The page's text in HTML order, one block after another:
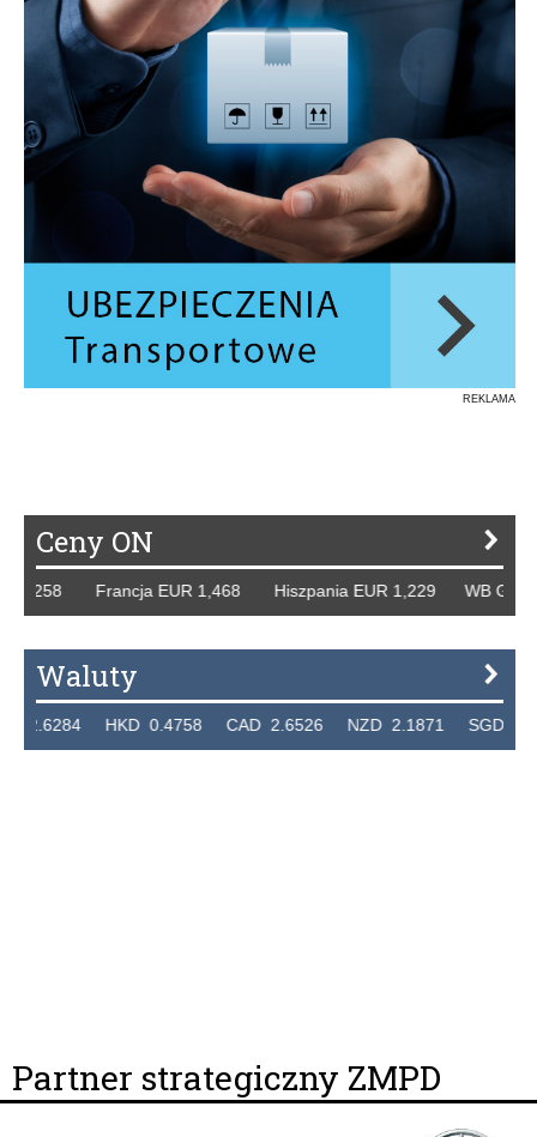
REKLAMA
Ceny ON
Francja EUR 1,468 Hiszpania EUR 1,229 WB GBP
Waluty
HKD 0.4758 CAD 2.6526 NZD 2.1871 SGD
Partner strategiczny ZMPD